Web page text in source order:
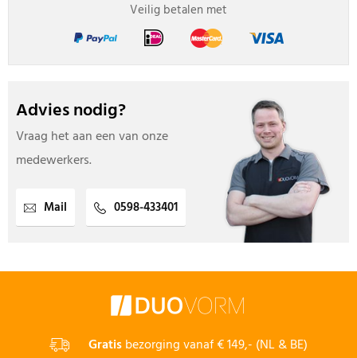
Veilig betalen met
Advies nodig?
Vraag het aan een van onze
medewerkers.
Mail 0598-433401
Gratisbezorging vanaf € 149,- (NL & BE)